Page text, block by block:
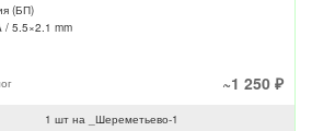
(БП)
/ 5.5×2.1 mm
~1 250 ₽
1 шт на _Шереметьево-1